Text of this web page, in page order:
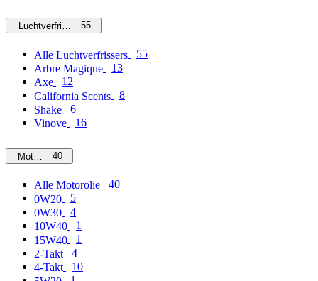
Luchtverfrissers55
Alle Luchtverfrissers
55
Arbre Magique
13
Axe
12
California Scents
8
Shake
6
Vinove
16
Motorolie40
Alle Motorolie
40
0W20
5
0W30
4
10W40
1
15W40
1
2-Takt
4
4-Takt
10